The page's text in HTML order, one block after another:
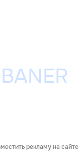
рекламу на сайте